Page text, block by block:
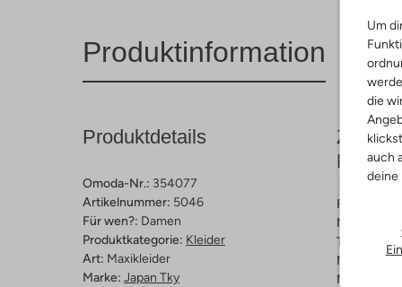
Um
die
auch
deine
Produktinformation
Produktdetails
Omoda-Nr.: 354077
Artikelnummer: 5046
Für wen?: Damen
Produktkategorie: Kleider
Art: Maxikleider
Marke: Japan Tky
Farbe :
Muster:
Trends:
Material: